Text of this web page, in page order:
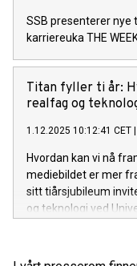
SSB presenterer nye
karriereuka THE
Titan fyller ti år:
realfag og
1.12.2025 10:12:41 CET
Hvordan kan vi nå
mediebildet er mer
sitt tiårsjubileum
og teknologi ved